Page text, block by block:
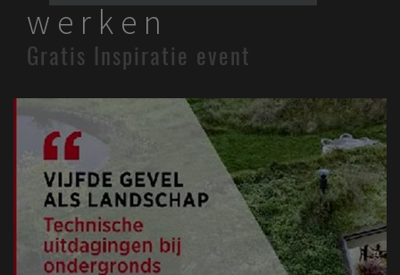
werken
Gratis Inspiratie event